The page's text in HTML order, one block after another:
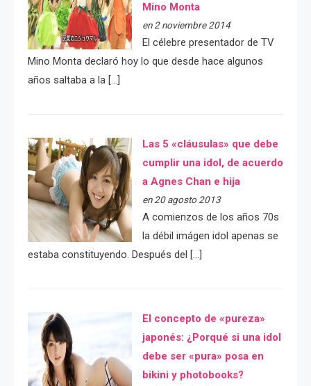
Mino Monta
en 2 noviembre 2014
El célebre presentador de TV
Mino Monta declaró hoy lo que desde hace algunos
años saltaba a la […]
Las 5 «cláusulas» que debe
cumplir una idol, de acuerdo
a Agnes Chan e hija
en 20 agosto 2013
A comienzos de los años 70s
la débil imágen idol apenas se
estaba constituyendo. Después del […]
El concepto de «pureza»
japonés: ¿Porqué si una idol
debe ser «pura» posa en
bikini y photobooks?